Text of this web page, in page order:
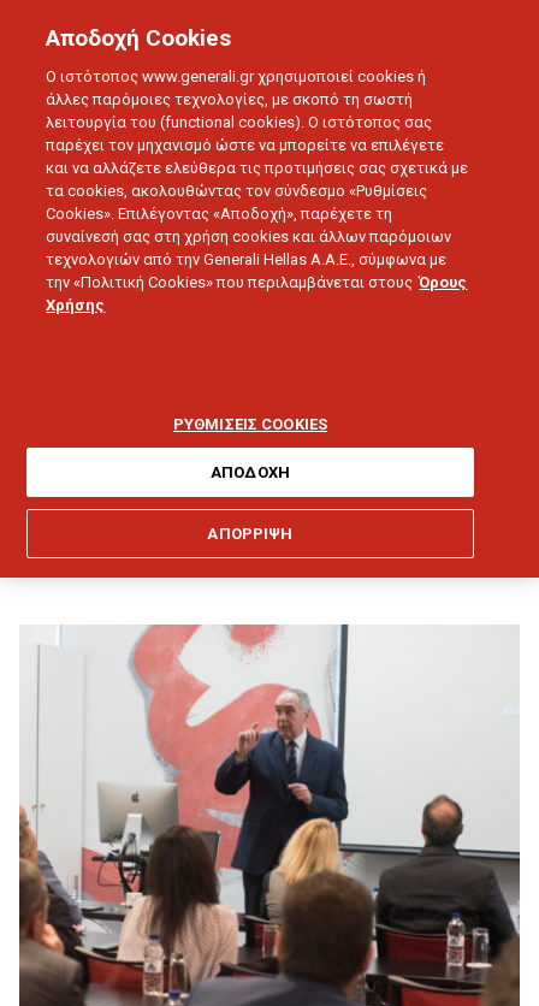
BLOG
ΔΕΛΤΙΑ ΤΥΠΟΥ
GENERALI ACADEMY 2018: ΣΤΗΡΙΞΗ ΣΤΟΝ ΕΠΑΓΓΕΛΜΑΤΙΑ
ΑΣΦΑΛΙΣΤΗ
02.02.2018 - 5 λεπτά ανάγνωσης
2018: Στήριξη στον
επαγγελματία
ασφαλιστή
Αποδοχή Cookies
Ο ιστότοπος www.generali.gr χρησιμοποιεί cookies ή
άλλες παρόμοιες τεχνολογίες, με σκοπό τη σωστή
λειτουργία του (functional cookies). Ο ιστότοπος σας
παρέχει τον μηχανισμό ώστε να μπορείτε να επιλέγετε
και να αλλάζετε ελεύθερα τις προτιμήσεις σας σχετικά με
τα cookies, ακολουθώντας τον σύνδεσμο «Ρυθμίσεις
Cookies». Επιλέγοντας «Αποδοχή», παρέχετε τη
συναίνεσή σας στη χρήση cookies και άλλων παρόμοιων
τεχνολογιών από την Generali Hellas A.A.E., σύμφωνα με
την «Πολιτική Cookies» που περιλαμβάνεται στους Όρους
Χρήσης
ΡΥΘΜΙΣΕΙΣ COOKIES
ΑΠΟΡΡΙΨΗ
ΑΠΟΔΟΧΗ